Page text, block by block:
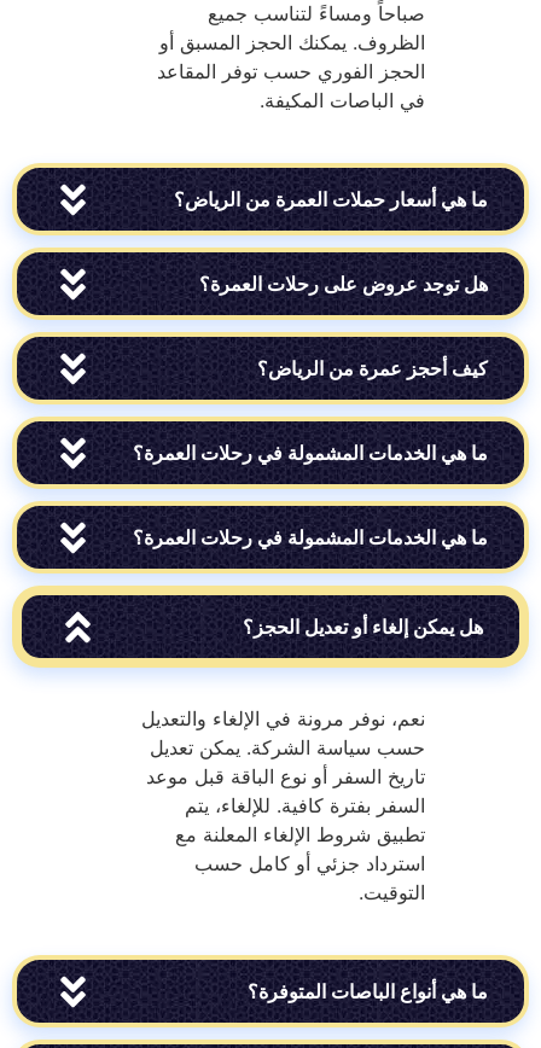
صباحاً ومساءً لتناسب جميع
الظروف. يمكنك الحجز المسبق أو
الحجز الفوري حسب توفر المقاعد
في الباصات المكيفة.
أسعار حملات العمرة من الرياض؟
عروض على رحلات العمرة؟
أحجز عمرة من الرياض؟
الخدمات المشمولة في رحلات العمرة؟
الخدمات المشمولة في رحلات العمرة؟
إلغاء أو تعديل الحجز؟
نعم، نوفر مرونة في الإلغاء والتعديل
حسب سياسة الشركة. يمكن تعديل
تاريخ السفر أو نوع الباقة قبل موعد
السفر بفترة كافية. للإلغاء، يتم
تطبيق شروط الإلغاء المعلنة مع
استرداد جزئي أو كامل حسب
أنواع الباصات المتوفرة؟